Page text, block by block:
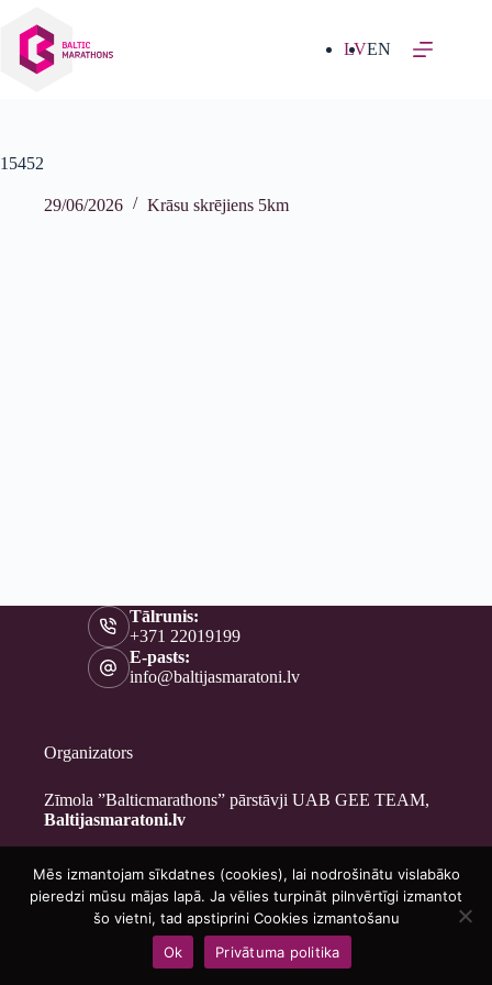
saturu
LVEN
15452
29/06/2026 Krāsu skrējiens 5km
Tālrunis:
+371 22019199
E-pasts:
info@baltijasmaratoni.lv
Organizators
Zīmola ”Balticmarathons” pārstāvji UAB GEE TEAM,
Baltijasmaratoni.lv
Kontakti
Par mums
Brīvprātīgajiem
Privātuma politika
Copyright © 2026 - Baltijasmaratoni.lv
Mēs izmantojam sīkdatnes (cookies), lai nodrošinātu vislabāko
pieredzi mūsu mājas lapā. Ja vēlies turpināt pilnvērtīgi izmantot
šo vietni, tad apstiprini Cookies izmantošanu
Ok
Privātuma politika